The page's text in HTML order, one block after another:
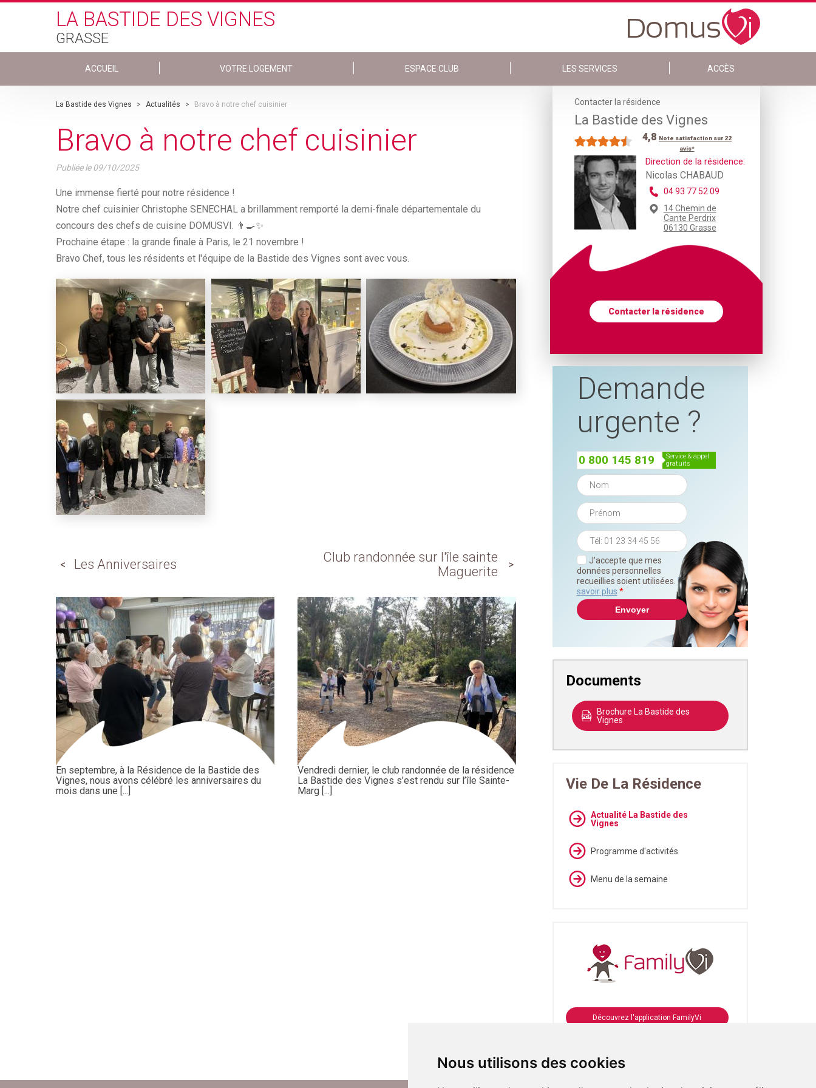
Nous utilisons des cookies
Skip to main content
LA BASTIDE DES VIGNES
GRASSE
ACCUEIL VOTRE LOGEMENT ESPACE CLUB LES SERVICES ACCÈS
La Bastide des Vignes > Actualités > Bravo à notre chef cuisinier
Bravo à notre chef cuisinier
Publiée le09/10/2025
Une immense fierté pour notre résidence !
Notre chef cuisinier Christophe SENECHAL a brillamment remporté la demi-finale départementale du
concours des chefs de cuisine DOMUSVI. 👨‍🍳✨
Prochaine étape : la grande finale à Paris, le 21 novembre !
Bravo Chef, tous les résidents et l'équipe de la Bastide des Vignes sont avec vous.
Les Anniversaires
En septembre, à la Résidence de la Bastide des
Vignes, nous avons célébré les anniversaires du
mois dans une [...]
Club randonnée sur l'île sainte
Maguerite
Vendredi dernier, le club randonnée de la résidence
La Bastide des Vignes s’est rendu sur l’île Sainte-
Marg [...]
Contacter la résidence
La Bastide des Vignes
4,8 Note satisfaction sur 22
avis*
Direction de la résidence:
Nicolas CHABAUD
04 93 77 52 09
14 Chemin de
Cante Perdrix
06130 Grasse
Contacter la résidence
Demande
urgente ?
0 800 145 819
service & appel
gratuits
J'accepte que mes
données personnelles
recueillies soient utilisées. En
savoir plus *
Documents
Brochure La Bastide des
Vignes
Vie De La Résidence
Actualité La Bastide des
Vignes
Programme d'activités
Menu de la semaine
Découvrez l'application FamilyVi